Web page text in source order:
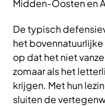
Midden-Oosten en
De typisch
het bovennatuurlijke
op dat het niet
zomaar als het
krijgen. Met hun
sluiten de